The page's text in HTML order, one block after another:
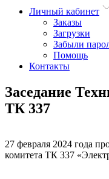
Личный кабинет
Заказы
Загрузки
Забыли
Помощь
Контакты
Заседание
ТК 337
27 февраля 2024 года
комитета ТК 337